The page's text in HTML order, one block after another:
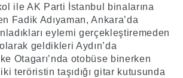
ile AK Parti İstanbul binalarına
Fadik Adıyaman, Ankara’da
eylemi gerçekleştiremeden
geldikleri Aydın’da
Otagarı’nda otobüse binerken
teröristin taşıdığı gitar kutusunda